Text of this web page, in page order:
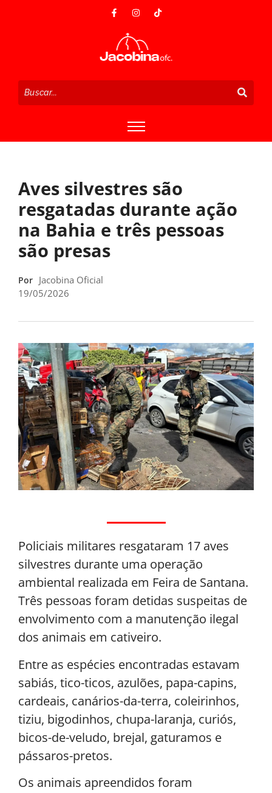
Aves silvestres são
resgatadas durante ação
na Bahia e três pessoas
são presas
Por Jacobina Oficial
19/05/2026
Policiais militares resgataram 17 aves
silvestres durante uma operação
ambiental realizada em Feira de Santana.
Três pessoas foram detidas suspeitas de
envolvimento com a manutenção ilegal
dos animais em cativeiro.
Entre as espécies encontradas estavam
sabiás, tico-ticos, azulões, papa-capins,
cardeais, canários-da-terra, coleirinhos,
tiziu, bigodinhos, chupa-laranja, curiós,
bicos-de-veludo, brejal, gaturamos e
pássaros-pretos.
Os animais apreendidos foram